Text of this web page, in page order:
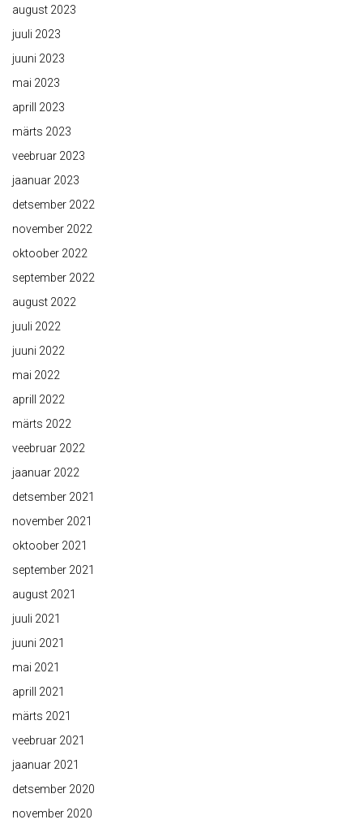
august 2023
juuli 2023
juuni 2023
mai 2023
aprill 2023
märts 2023
veebruar 2023
jaanuar 2023
detsember 2022
november 2022
oktoober 2022
september 2022
august 2022
juuli 2022
juuni 2022
mai 2022
aprill 2022
märts 2022
veebruar 2022
jaanuar 2022
detsember 2021
november 2021
oktoober 2021
september 2021
august 2021
juuli 2021
juuni 2021
mai 2021
aprill 2021
märts 2021
veebruar 2021
jaanuar 2021
detsember 2020
november 2020